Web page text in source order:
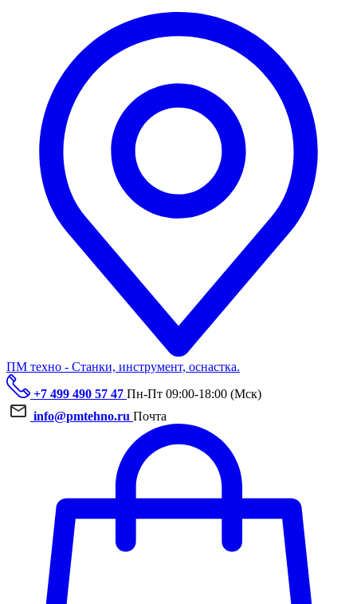
ПМ техно - Станки, инструмент, оснастка.
+7 499 490 57 47 Пн-Пт 09:00-18:00 (Мск)
info@pmtehno.ru Почта